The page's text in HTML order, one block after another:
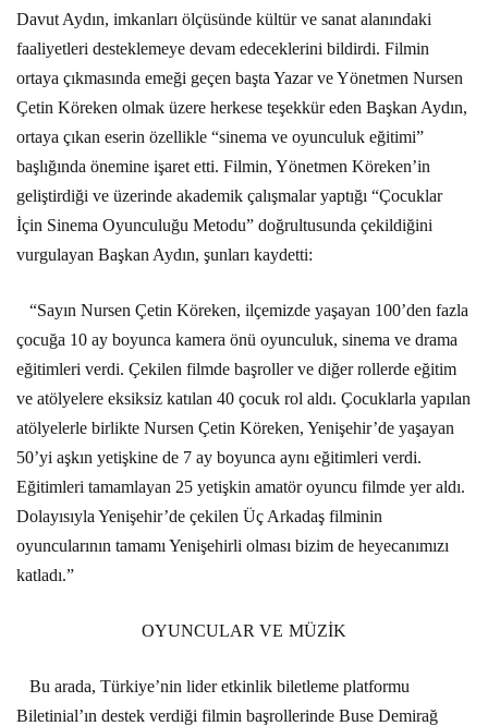
Davut Aydın, imkanları ölçüsünde kültür ve sanat alanındaki
faaliyetleri desteklemeye devam edeceklerini bildirdi. Filmin
ortaya çıkmasında emeği geçen başta Yazar ve Yönetmen Nursen
Çetin Köreken olmak üzere herkese teşekkür eden Başkan Aydın,
ortaya çıkan eserin özellikle “sinema ve oyunculuk eğitimi”
başlığında önemine işaret etti. Filmin, Yönetmen Köreken’in
geliştirdiği ve üzerinde akademik çalışmalar yaptığı “Çocuklar
İçin Sinema Oyunculuğu Metodu” doğrultusunda çekildiğini
vurgulayan Başkan Aydın, şunları kaydetti:
“Sayın Nursen Çetin Köreken, ilçemizde yaşayan 100’den fazla
çocuğa 10 ay boyunca kamera önü oyunculuk, sinema ve drama
eğitimleri verdi. Çekilen filmde başroller ve diğer rollerde eğitim
ve atölyelere eksiksiz katılan 40 çocuk rol aldı. Çocuklarla yapılan
atölyelerle birlikte Nursen Çetin Köreken, Yenişehir’de yaşayan
50’yi aşkın yetişkine de 7 ay boyunca aynı eğitimleri verdi.
Eğitimleri tamamlayan 25 yetişkin amatör oyuncu filmde yer aldı.
Dolayısıyla Yenişehir’de çekilen Üç Arkadaş filminin
oyuncularının tamamı Yenişehirli olması bizim de heyecanımızı
katladı.”
OYUNCULAR VE MÜZİK
Bu arada, Türkiye’nin lider etkinlik biletleme platformu
Biletinial’ın destek verdiği filmin başrollerinde Buse Demirağ